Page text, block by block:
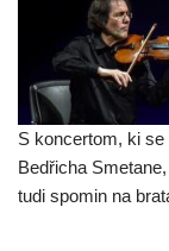
S koncertom, ki
Bedřicha
tudi spomin na